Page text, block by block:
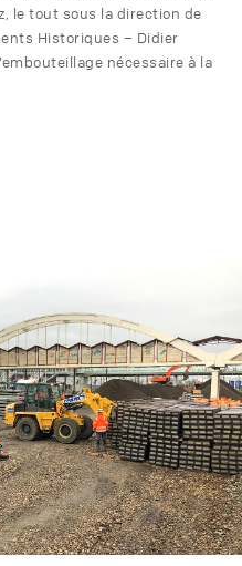
le tout sous la direction de
Historiques – Didier
nécessaire à la